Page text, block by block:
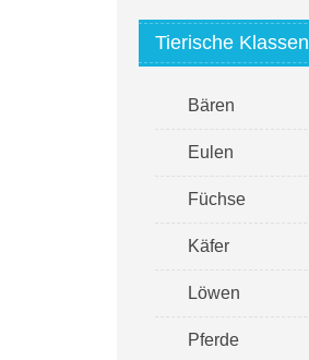
Tierische Klassen
Bären
Eulen
Füchse
Käfer
Löwen
Pferde